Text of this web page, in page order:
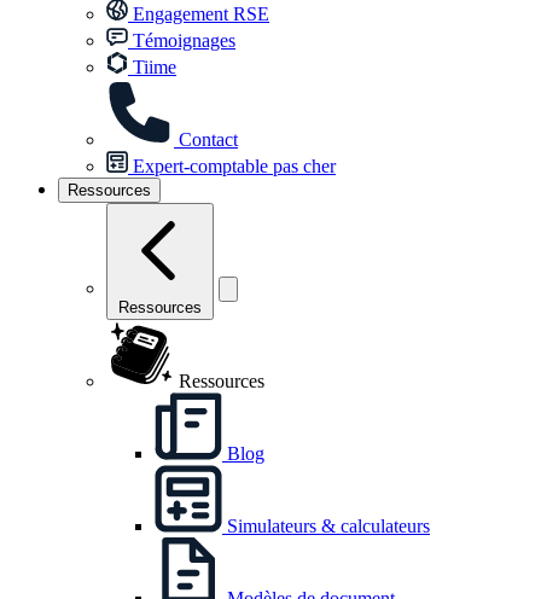
Engagement RSE
Témoignages
Tiime
Contact
Expert-comptable pas cher
Ressources
Ressources
Ressources
Blog
Simulateurs & calculateurs